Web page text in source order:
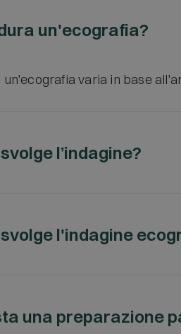
un'ecografia?
un'ecografia varia in base
l’indagine?
sottoporre. Durante
non tossico, che consente
l'indagine
eseguire. L'area da
degli ultrasuoni. Il medico
una preparazione